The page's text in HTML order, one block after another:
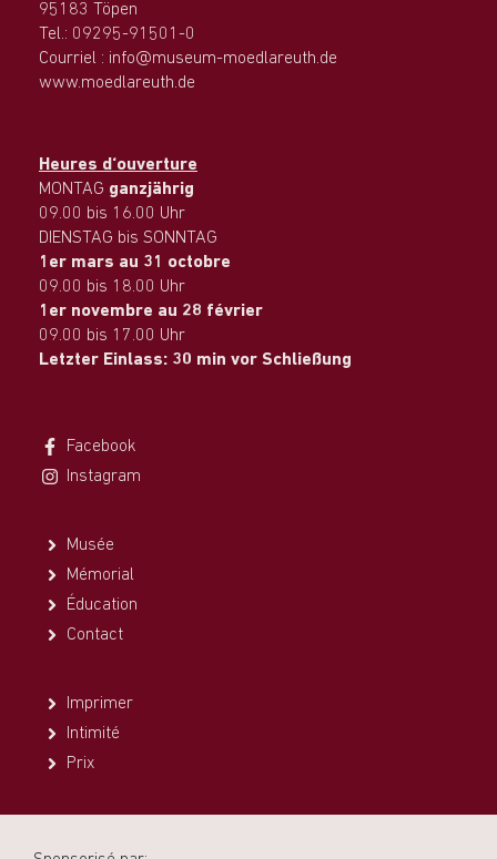
95183 Töpen
Tel.: 09295-91501-0
Courriel : info@museum-moedlareuth.de
www.moedlareuth.de
Heures d‘ouverture
MONTAG ganzjährig
09.00 bis 16.00 Uhr
DIENSTAG bis SONNTAG
1er mars au 31 octobre
09.00 bis 18.00 Uhr
1er novembre au 28 février
09.00 bis 17.00 Uhr
Letzter Einlass: 30 min vor Schließung
Facebook
Instagram
Musée
Mémorial
Éducation
Contact
Imprimer
Intimité
Prix